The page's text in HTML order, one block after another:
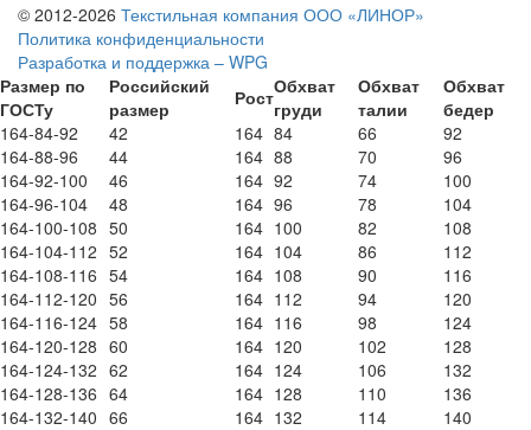
© 2012-2026 Текстильная компания ООО «ЛИНОР»
Политика конфиденциальности
Разработка и поддержка – WPG
Размер по
ГОСТу
Российский
размер
РостОбхват
груди
Обхват
талии
Обхват
бедер
164-84-92
42 164 84 66
92
164-88-96
44 164 88 70
96
164-92-100
46 164 92 74
100
164-96-104
48 164 96 78
104
164-100-108 50 164 100 82
108
164-104-112 52 164 104 86
112
164-108-116 54 164 108 90
116
164-112-120 56 164 112 94
120
164-116-124 58 164 116 98
124
164-120-128 60 164 120 102
128
164-124-132 62 164 124 106
132
164-128-136 64 164 128 110
136
164-132-140 66 164 132 114 140